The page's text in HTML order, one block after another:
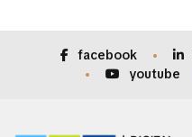
facebook
youtube